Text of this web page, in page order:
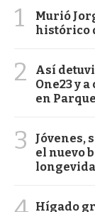
1
Murió
histórico
2
Así
One23 y
en
3
Jóvenes,
el nuevo
Hígado